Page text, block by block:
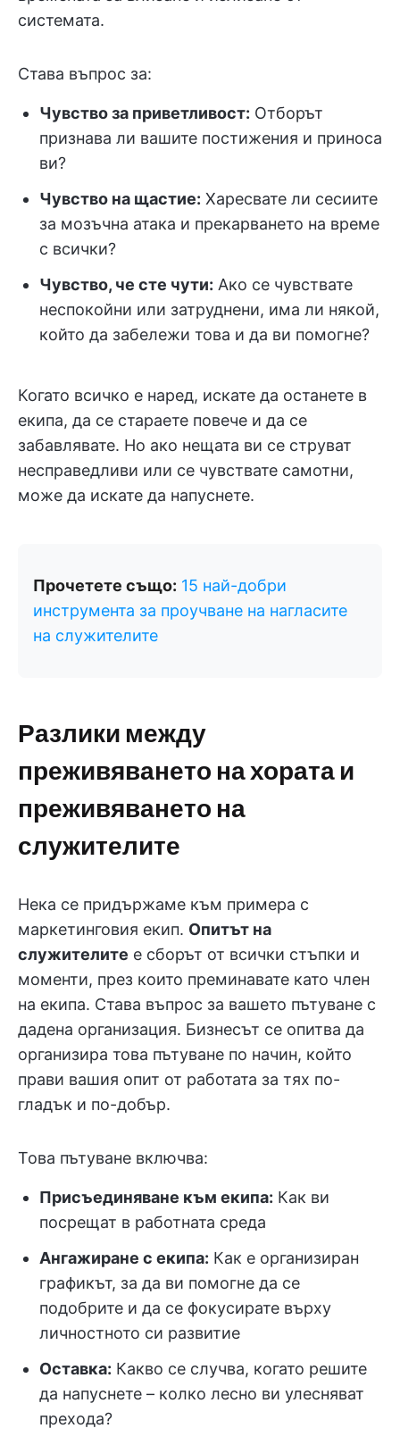
системата.
Става въпрос за:
Чувство за приветливост: Отборът
признава ли вашите постижения и приноса
ви?
Чувство на щастие: Харесвате ли сесиите
за мозъчна атака и прекарването на време
с всички?
Чувство, че сте чути: Ако се чувствате
неспокойни или затруднени, има ли някой,
който да забележи това и да ви помогне?
Когато всичко е наред, искате да останете в
екипа, да се стараете повече и да се
забавлявате. Но ако нещата ви се струват
несправедливи или се чувствате самотни,
може да искате да напуснете.
Прочетете също: 15 най-добри
инструмента за проучване на нагласите
на служителите
Разлики между
преживяването на хората и
преживяването на
служителите
Нека се придържаме към примера с
маркетинговия екип. Опитът на
служителите е сборът от всички стъпки и
моменти, през които преминавате като член
на екипа. Става въпрос за вашето пътуване с
дадена организация. Бизнесът се опитва да
организира това пътуване по начин, който
прави вашия опит от работата за тях по-
гладък и по-добър.
Това пътуване включва:
Присъединяване към екипа: Как ви
посрещат в работната среда
Ангажиране с екипа: Как е организиран
графикът, за да ви помогне да се
подобрите и да се фокусирате върху
личностното си развитие
Оставка: Какво се случва, когато решите
да напуснете – колко лесно ви улесняват
прехода?